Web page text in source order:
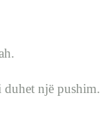
duhet një pushim.